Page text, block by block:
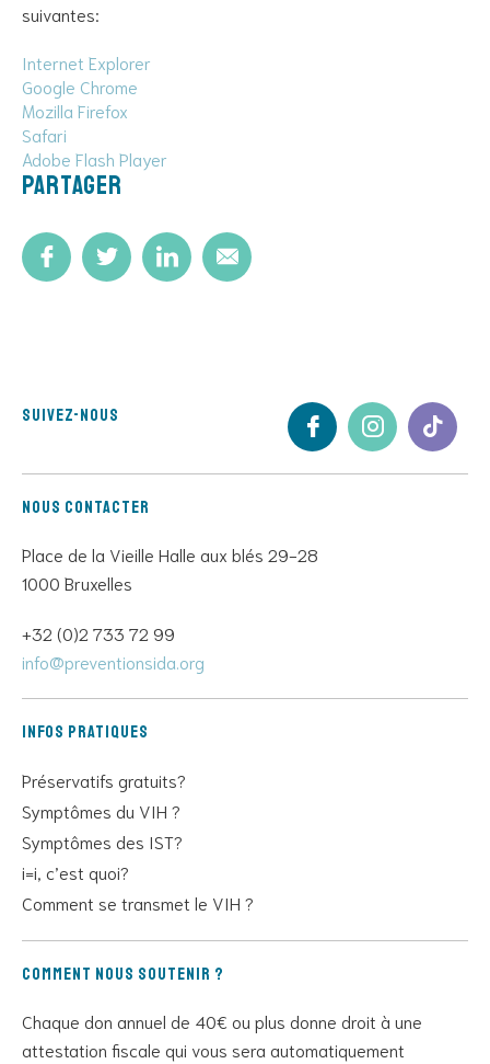
suivantes:
Internet Explorer
Google Chrome
Mozilla Firefox
Safari
Adobe Flash Player
Partager
Suivez-nous
Nous contacter
Place de la Vieille Halle aux blés 29-28
1000 Bruxelles
+32 (0)2 733 72 99
info@preventionsida.org
Infos pratiques
Préservatifs gratuits?
Symptômes du VIH ?
Symptômes des IST?
i=i, c’est quoi?
Comment se transmet le VIH ?
Comment nous soutenir ?
Chaque don annuel de 40€ ou plus donne droit à une
attestation fiscale qui vous sera automatiquement